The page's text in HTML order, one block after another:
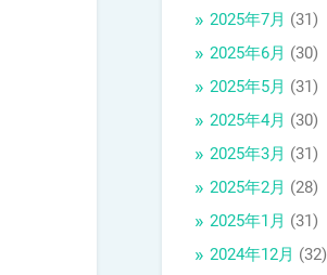
2025年7月 (31)
2025年6月 (30)
2025年5月 (31)
2025年4月 (30)
2025年3月 (31)
2025年2月 (28)
2025年1月 (31)
2024年12月 (32)